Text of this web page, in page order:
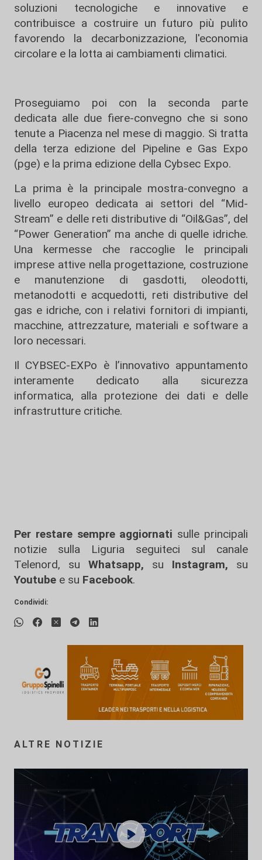
soluzioni tecnologiche e innovative e
contribuisce a costruire un futuro più pulito
favorendo la decarbonizzazione, l'economia
circolare e la lotta ai cambiamenti climatici.
Proseguiamo poi con la seconda parte
dedicata alle due fiere-convegno che si sono
tenute a Piacenza nel mese di maggio. Si tratta
della terza edizione del Pipeline e Gas Expo
(pge) e la prima edizione della Cybsec Expo.
La prima è la principale mostra-convegno a
livello europeo dedicata ai settori del “Mid-
Stream” e delle reti distributive di “Oil&Gas”, del
“Power Generation” ma anche di quelle idriche.
Una kermesse che raccoglie le principali
imprese attive nella progettazione, costruzione
e manutenzione di gasdotti, oleodotti,
metanodotti e acquedotti, reti distributive del
gas e idriche, con i relativi fornitori di impianti,
macchine, attrezzature, materiali e software a
loro necessari.
Il CYBSEC-EXPo è l’innovativo appuntamento
interamente dedicato alla sicurezza
informatica, alla protezione dei dati e delle
infrastrutture critiche.
Per restare sempre aggiornati sulle principali
notizie sulla Liguria seguiteci sul canale
Telenord, su
Whatsapp, su Instagram, su
Youtube e su Facebook.
Condividi:
ALTRE NOTIZIE